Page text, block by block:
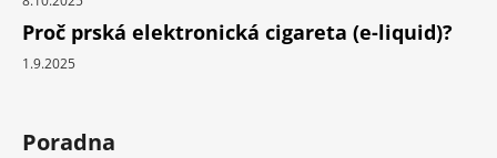
Proč prská elektronická cigareta (e-liquid)?
1.9.2025
Poradna